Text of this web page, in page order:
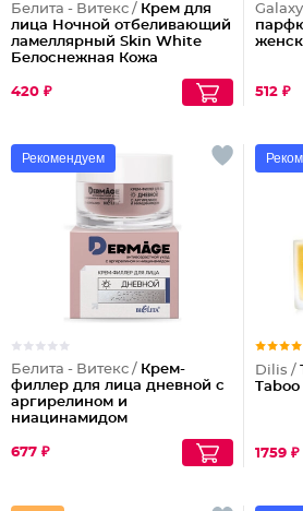
Белита - Витекс / Крем для
лица Ночной отбеливающий
ламеллярный Skin White
Белоснежная Кожа
420 ₽ 512 ₽
Рекомендуем
Белита - Витекс / Крем-
филлер для лица дневной с
аргирелином и
ниацинамидом
677 ₽
Dilis /
Taboo
1759 ₽